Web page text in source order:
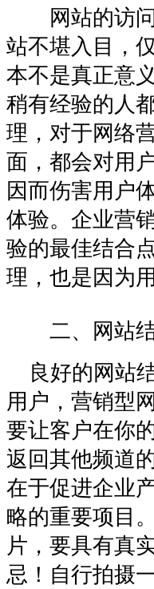
网站的访问
站不堪入目，
本不是真正意
稍有经验的人
理，对于网络
面，都会对用
因而伤害用户
体验。企业营
验的最佳结合
理，也是因为
二、网站结
良好的网站
用户，营销型
要让客户在你
返回其他频道
在于促进企业
略的重要项目
片，要具有真
忌！自行拍摄